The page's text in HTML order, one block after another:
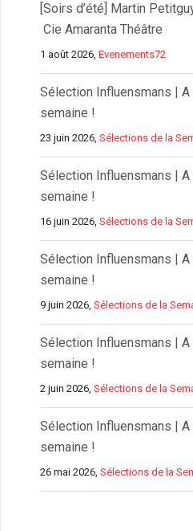
[Soirs d’été] Martin
Cie Amaranta Théâtre
1 août 2026,Evenements72
Sélection Influensmans |
semaine !
23 juin 2026,Sélections de la
Sélection Influensmans |
semaine !
16 juin 2026,Sélections de la
Sélection Influensmans |
semaine !
9 juin 2026,Sélections de la
Sélection Influensmans |
semaine !
2 juin 2026,Sélections de la
Sélection Influensmans |
semaine !
26 mai 2026,Sélections de la